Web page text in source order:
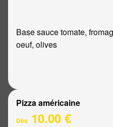
Base sauce tomate,
oeuf, olives
Pizza américaine
Dès 10.00 €